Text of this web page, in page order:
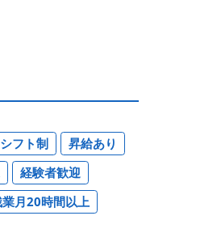
シフト制
昇給あり
経験者歓迎
月20時間以上